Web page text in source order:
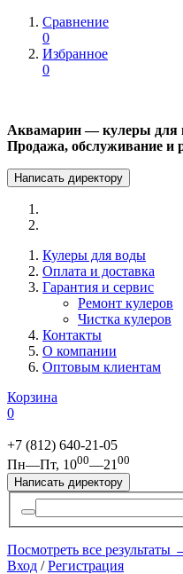
Сравнение
0
Избранное
0
Аквамарин — кулеры для
Продажа, обслуживание и
Написать директору
Кулеры для воды
Оплата и доставка
Гарантия и сервис
Ремонт кулеров
Чистка кулеров
Контакты
О компании
Оптовым клиентам
Корзина
0
+7 (812) 640-21-05
Пн—Пт, 1000—21 00
Написать директору
Посмотреть все результаты
Вход /Регистрация